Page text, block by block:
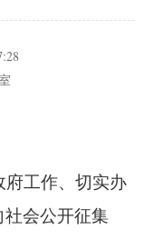
府工作、切实办
会公开征集